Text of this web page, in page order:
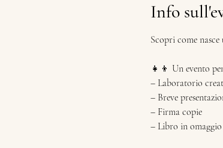
Info
Scopri come
👧👦 Un evento
– Laboratorio
– Breve
– Firma copie
– Libro in